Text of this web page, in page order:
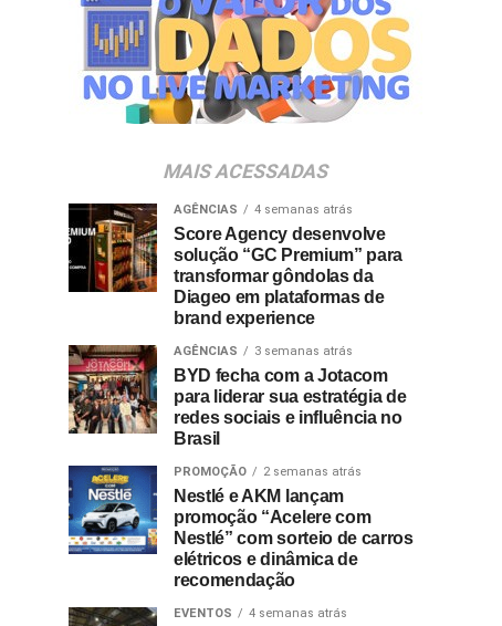
MAIS ACESSADAS
AGÊNCIAS 4 semanas atrás
Score Agency desenvolve
solução “GC Premium” para
transformar gôndolas da
Diageo em plataformas de
brand experience
AGÊNCIAS 3 semanas atrás
BYD fecha com a Jotacom
para liderar sua estratégia de
redes sociais e influência no
Brasil
PROMOÇÃO 2 semanas atrás
Nestlé e AKM lançam
promoção “Acelere com
Nestlé” com sorteio de carros
elétricos e dinâmica de
recomendação
EVENTOS 4 semanas atrás